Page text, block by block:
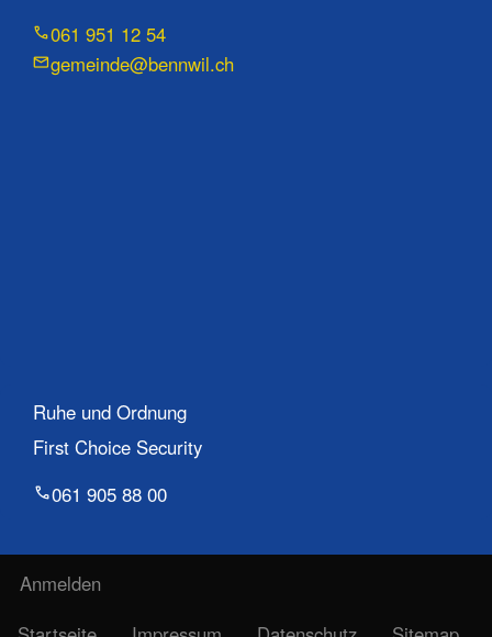
061 951 12 54
gemeinde@bennwil.ch
Ruhe und Ordnung
First Choice Security
061 905 88 00
Benutzermenü
Anmelden
Fußzeile